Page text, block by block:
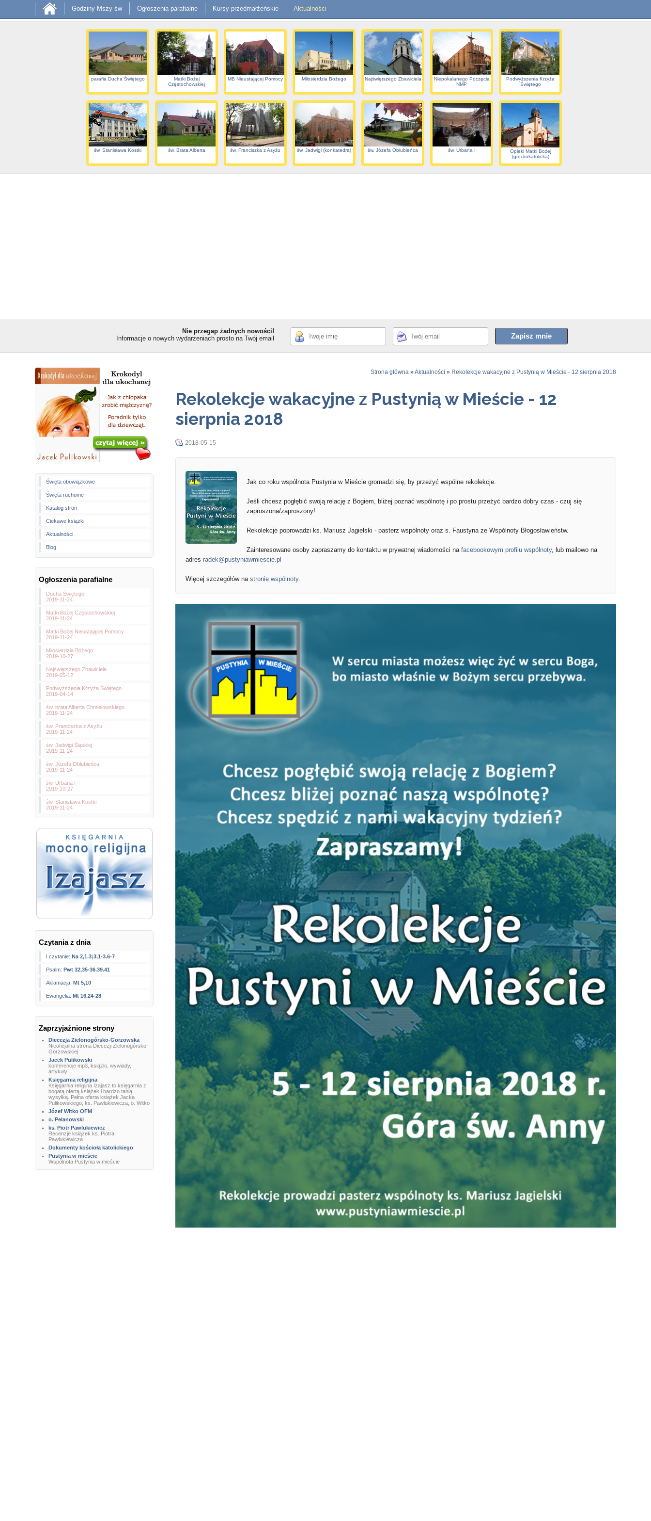
Godziny Mszy św Ogłoszenia parafialne Kursy przedmałżeńskie Aktualności
parafia Ducha Świętego
Matki Bożej
Częstochowskiej
MB Nieustającej Pomocy Miłosierdzia Bożego Najświętszego Zbawiciela
Niepokalanego Poczęcia
NMP
Podwyższenia Krzyża
Świętego
św. Stanisława Kostki św. Brata Alberta św. Franciszka z Asyżu św. Jadwigi (konkatedra) św. Józefa Oblubieńca św. Urbana I
Opieki Matki Bożej
(greckokatolicka)
Nie przegap żadnych nowości!
Informacje o nowych wydarzeniach prosto na Twój email
Strona główna »Aktualności » Rekolekcje wakacyjne z Pustynią w Mieście - 12 sierpnia 2018
Rekolekcje wakacyjne z Pustynią w Mieście - 12
sierpnia 2018
2018-05-15
Jak co roku wspólnota Pustynia w Mieście gromadzi się, by przeżyć wspólne rekolekcje.
Jeśli chcesz pogłębić swoją relację z Bogiem, bliżej poznać wspólnotę i po prostu przeżyć bardzo dobry czas - czuj się
zaproszona/zaproszony!
Rekolekcje poprowadzi ks. Mariusz Jagielski - pasterz wspólnoty oraz s. Faustyna ze Wspólnoty Błogosławieństw.
Zainteresowane osoby zapraszamy do kontaktu w prywatnej wiadomości na facebookowym profilu wspólnoty, lub mailowo na
adres radek@pustyniawmiescie.pl
Więcej szczegółów na stronie wspólnoty.
Święta obowiązkowe
Święta ruchome
Katalog stron
Ciekawe książki
Aktualności
Blog
Ogłoszenia parafialne
Ducha Świętego
2019-11-24
Matki Bożej Częstochowskiej
2019-11-24
Matki Bożej Nieustającej Pomocy
2019-11-24
Miłosierdzia Bożego
2019-10-27
Najświętszego Zbawiciela
2019-05-12
Podwyższenia Krzyża Świętego
2019-04-14
św. brata Alberta Chmielowskiego
2019-11-24
św. Franciszka z Asyżu
2019-11-24
św. Jadwigi Śląskiej
2019-11-24
św. Józefa Oblubieńca
2019-11-24
św. Urbana I
2019-10-27
św. Stanisława Kostki
2019-11-24
Czytania z dnia
I czytanie: Na 2,1.3;3,1-3.6-7
Psalm: Pwt 32,35-36.39.41
Aklamacja: Mt 5,10
Ewangelia: Mt 16,24-28
Zaprzyjaźnione strony
Diecezja Zielonogórsko-Gorzowska
Nieoficjalna strona Diecezji Zielonogórsko-
Gorzowskiej
Jacek Pulikowski
konferencje mp3, książki, wywiady,
artykuły
Księgarnia religijna
Księgarnia religijna Izajasz to księgarnia z
bogatą ofertą książek i bardzo tanią
wysyłką. Pełna oferta książek Jacka
Pulikowskiego, ks. Pawlukiewicza, o. Witko
Józef Witko OFM
o. Pelanowski
ks. Piotr Pawlukiewicz
Recenzje ksiązek ks. Piotra
Pawlukiewicza
Dokumenty kościoła katolickiego
Pustynia w mieście
Wspólnota Pustynia w mieście